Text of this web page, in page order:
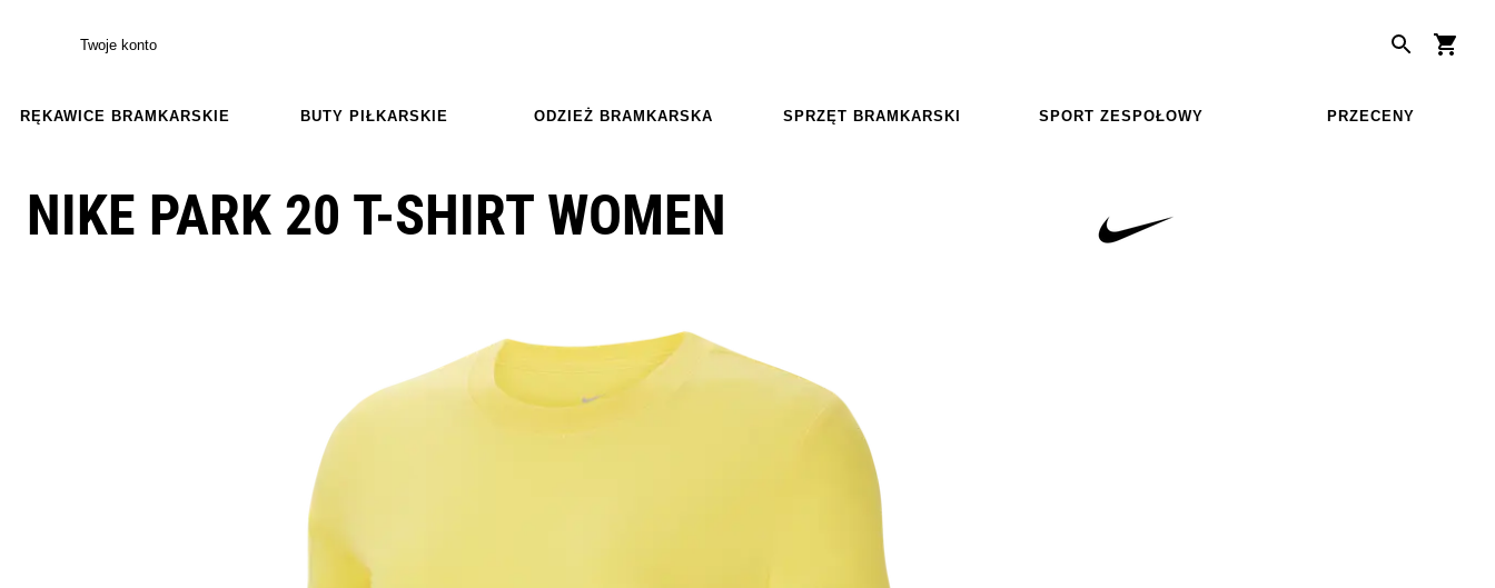
Twoje konto
RĘKAWICE BRAMKARSKIE BUTY PIŁKARSKIE ODZIEŻ BRAMKARSKA SPRZĘT BRAMKARSKI SPORT ZESPOŁOWY PRZECENY
NIKE PARK 20 T-SHIRT WOMEN